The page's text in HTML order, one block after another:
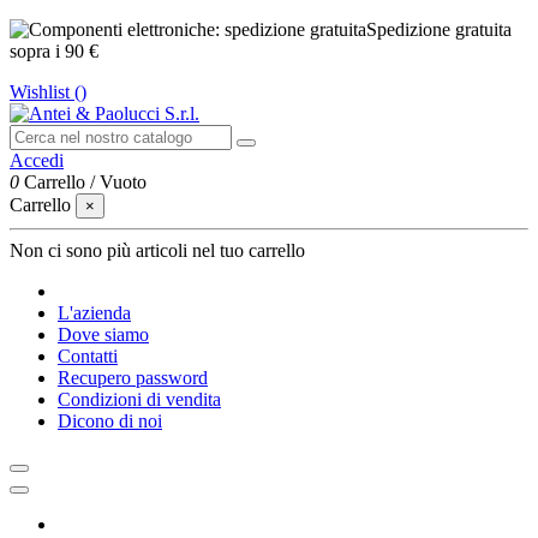
Spedizione gratuita
sopra i 90 €
Wishlist ()
Accedi
0 Carrello /Vuoto
Carrello
×
Non ci sono più articoli nel tuo carrello
L'azienda
Dove siamo
Contatti
Recupero password
Condizioni di vendita
Dicono di noi